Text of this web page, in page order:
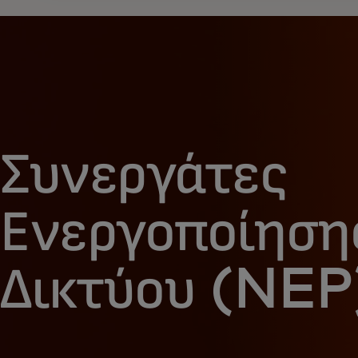
Συνεργάτες
Δικτύου